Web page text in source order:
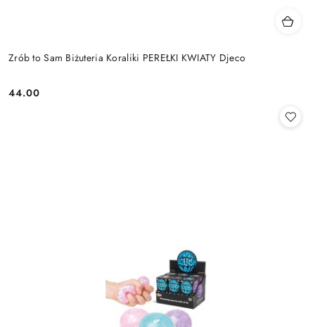
Zrób to Sam Biżuteria Koraliki PEREŁKI KWIATY Djeco
Cena:
44.00